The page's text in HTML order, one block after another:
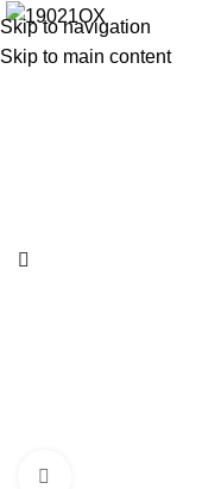
Skip to navigation
Skip to main content